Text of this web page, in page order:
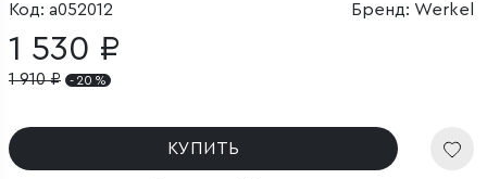
Код: a052012 Бренд: Werkel
1 530 ₽
1 910₽ - 20 %
КУПИТЬ